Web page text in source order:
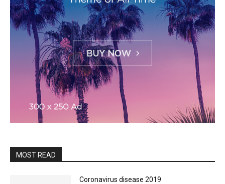
MOST READ
Coronavirus disease 2019